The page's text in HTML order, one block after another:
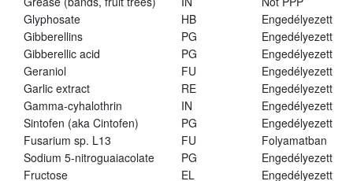
Glyphosate
HB
Engedélyezett
Gibberellins
PG
Engedélyezett
Gibberellic acid
PG
Engedélyezett
Geraniol
FU
Engedélyezett
Garlic extract
RE
Engedélyezett
Gamma-cyhalothrin
IN
Engedélyezett
Sintofen (aka Cintofen)
PG
Engedélyezett
Fusarium sp. L13
FU
Folyamatban
Sodium 5-nitroguaiacolate
PG
Engedélyezett
Fructose
EL
Engedélyezett